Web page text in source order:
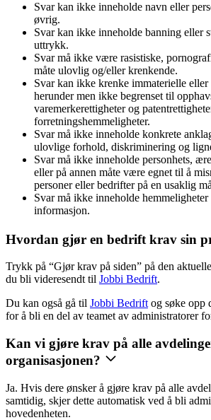
Svar kan ikke inneholde navn eller
øvrig.
Svar kan ikke inneholde banning eller
uttrykk.
Svar må ikke være rasistiske,
måte ulovlig og/eller krenkende.
Svar kan ikke krenke immaterielle eller
herunder men ikke begrenset til
varemerkerettigheter og
forretningshemmeligheter.
Svar må ikke inneholde konkrete
ulovlige forhold, diskriminering og
Svar må ikke inneholde personhets,
eller på annen måte være egnet til å
personer eller bedrifter på en usaklig
Svar må ikke inneholde
informasjon.
Hvordan gjør en bedrift krav sin
Trykk på “Gjør krav på siden” på den
du bli videresendt til Jobbi Bedrift.
Du kan også gå til Jobbi Bedriftog søke opp
for å bli en del av teamet av administratorer
Kan vi gjøre krav på alle
organisasjonen?
Ja. Hvis dere ønsker å gjøre krav på alle
samtidig, skjer dette automatisk ved å bli
hovedenheten.